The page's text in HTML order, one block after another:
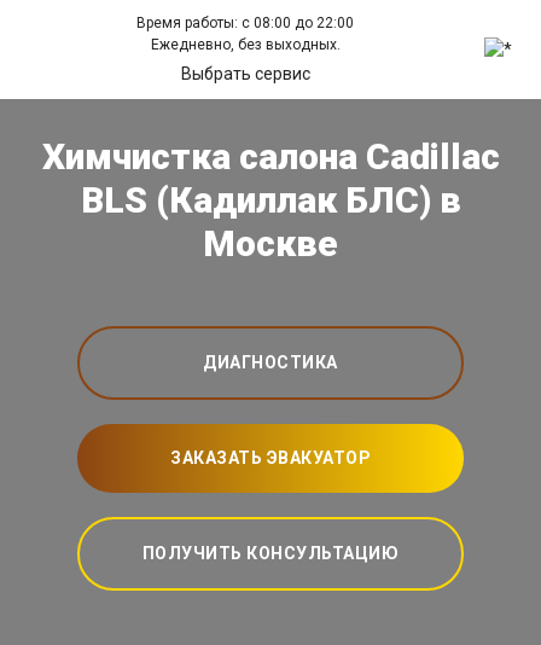
Время работы: с 08:00 до 22:00
Ежедневно, без выходных.
Выбрать сервис
Химчистка салона Cadillac
BLS (Кадиллак БЛС) в
Москве
ДИАГНОСТИКА
ЗАКАЗАТЬ ЭВАКУАТОР
ПОЛУЧИТЬ КОНСУЛЬТАЦИЮ